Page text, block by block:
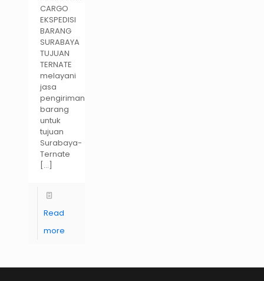
CARGO
EKSPEDISI
BARANG
SURABAYA
TUJUAN
TERNATE
melayani
jasa
pengiriman
barang
untuk
tujuan
Surabaya-
Ternate
[…]
Read
more